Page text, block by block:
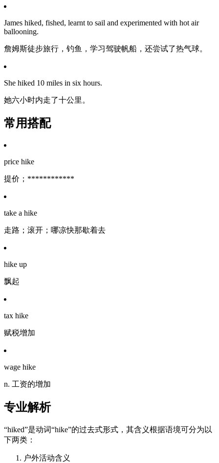
James hiked, fished, learnt to sail and experimented with hot air
ballooning.
詹姆斯徒步旅行，钓鱼，学习驾驶帆船，还尝试了热气球。
She hiked 10 miles in six hours.
她六小时内走了十公里。
常用搭配
price hike
提价；************
take a hike
走路；滚开；哪凉快那歇着去
hike up
飘起
tax hike
赋税增加
wage hike
n. 工资的增加
专业解析
“hiked”是动词“hike”的过去式形式，其含义根据语境可分为以
下两类：
户外活动含义